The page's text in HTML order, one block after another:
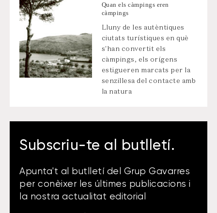
Quan els càmpings eren
càmpings
Lluny de les autèntiques
ciutats turístiques en què
s'han convertit els
càmpings, els orígens
estigueren marcats per la
senzillesa del contacte amb
la natura
Subscriu-te al butlletí.
Apunta't al butlletí del Grup Gavarres
per conèixer les últimes publicacions i
la nostra actualitat editorial